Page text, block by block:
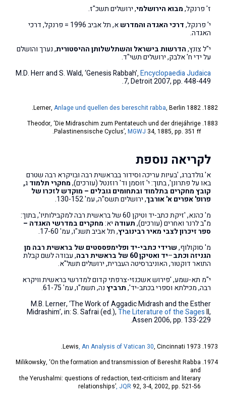
ז' פרנקל,מבוא הירושלמי, ירושלים תשכ"ז.
י' פרנקל,דרכי האגדה והמדרש א, תל אביב 1996 = פרנקל, דרכי
האגדה.
י"ל צונץ,הדרשות בישראל והשתלשלותן ההיסטורית, נערך והושלם
על ידי ח' אלבק, ירושלים תשי"ד.
M.D. Herr and S. Wald, ‘Genesis Rabbah’‚Encyclopaedia Judaica
7, Detroit 2007, pp. 448-449.
Lerner, Anlage und quellen des bereschit rabba, Berlin 1882.
Theodor, ‘Die Midraschim zum Pentateuch und der driejáhrige
Palastinensische Cyclus’, MGWJ 34, 1885, pp. 351 ff.
לקריאה נוספת
א' גולדברג, 'בעיות עריכה וסידור בבראשית רבה ובויקרא רבה שטרם
באו על פתרונן', בתוך: י' זוסמן וד' רוזנטל (עורכים),מחקרי תלמודג,
קובץ מחקרים בתלמוד ובתחומים גובלים – מוקדש לזכרו של
פרופ' אפרים א' אורבך, ירושלים תשס"ה, עמ' 130-152.
מ' כהנא, 'זיקת כתב-יד וטיקן 60 של בראשית רבה למקבילותיו', בתוך:
מ"ב לרנר ואחרים (עורכים),תעודה יא:מחקרים במדרשי האגדה –
ספר זיכרון לצבי מאיר רבינוביץ, תל אביב תשנ"ו, עמ' 17-60.
מ' סוקולוף,שרידי כתבי-יד ופלימפססטים של בראשית רבה מן
הגניזה וכתב–יד ואטיקן 60 של בראשית רבה , עבודה לשם קבלת
התואר דוקטור, האוניברסיטה העברית, ירושלים תשל"א.
י"מ תא-שמע, 'פירוש אשכנזי-צרפתי קדום למדרשי בראשית וויקרא
רבה, מכילתא וספרי בכתב-יד',תרביץנה, תשמ"ו, עמ' 61-75.
M.B. Lerner, ‘The Work of Aggadic Midrash and the Esther
Midrashim’, in: S. Safrai (ed.),The Literature of the SagesII,
Assen 2006, pp. 133-229.
Lewis, An Analysis of Vatican 30, Cincinnati 1973.
Milikowsky, ‘On the formation and transmission of Bereshit Rabba
and
the Yerushalmi: questions of redaction, text-criticism and literary
relationships’, JQR 92, 3-4, 2002, pp. 521-56